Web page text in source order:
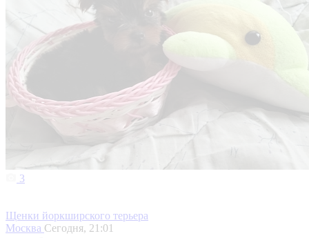
3
Щенки йоркширского терьера
Москва Сегодня, 21:01